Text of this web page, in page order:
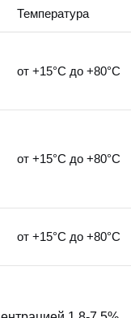
Температура
от +15°C до +80°C
от +15°C до +80°C
от +15°C до +80°C